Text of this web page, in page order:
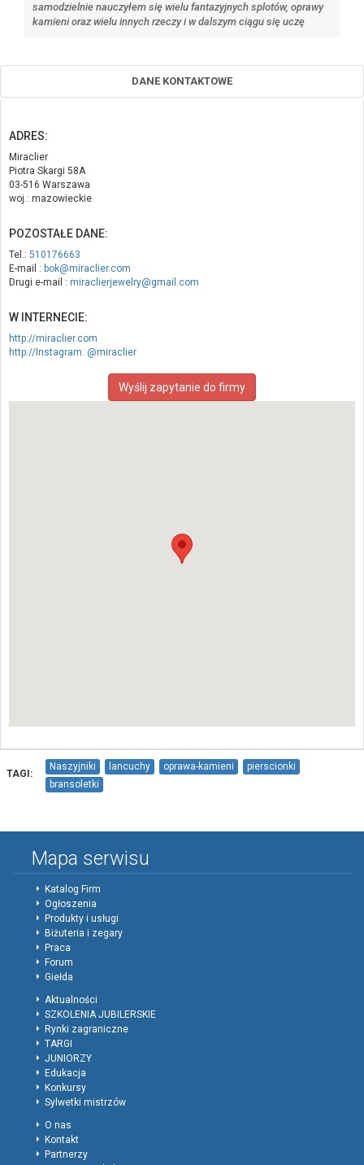
samodzielnie nauczyłem się wielu fantazyjnych splotów, oprawy
kamieni oraz wielu innych rzeczy i w dalszym ciągu się uczę
DANE KONTAKTOWE
ADRES:
Miraclier
Piotra Skargi 58A
03-516 Warszawa
woj.: mazowieckie
POZOSTAŁE DANE:
Tel.: 510176663
E-mail : bok@miraclier.com
Drugi e-mail : miraclierjewelry@gmail.com
W INTERNECIE:
http://miraclier.com
http://Instagram: @miraclier
Wyślij zapytanie do firmy
TAGI:
Naszyjniki lancuchy oprawa-kamieni
pierscionki
bransoletki
Mapa serwisu
Katalog Firm
Ogłoszenia
Produkty i usługi
Biżuteria i zegary
Praca
Forum
Giełda
Aktualności
SZKOLENIA JUBILERSKIE
Rynki zagraniczne
TARGI
JUNIORZY
Edukacja
Konkursy
Sylwetki mistrzów
O nas
Kontakt
Partnerzy